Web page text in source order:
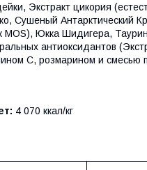
Экстракт цикория
Сушеный Антарктический
MOS), Юкка Шидигера,
антиоксидантов
С, розмарином и смесью
4 070 ккал/кг